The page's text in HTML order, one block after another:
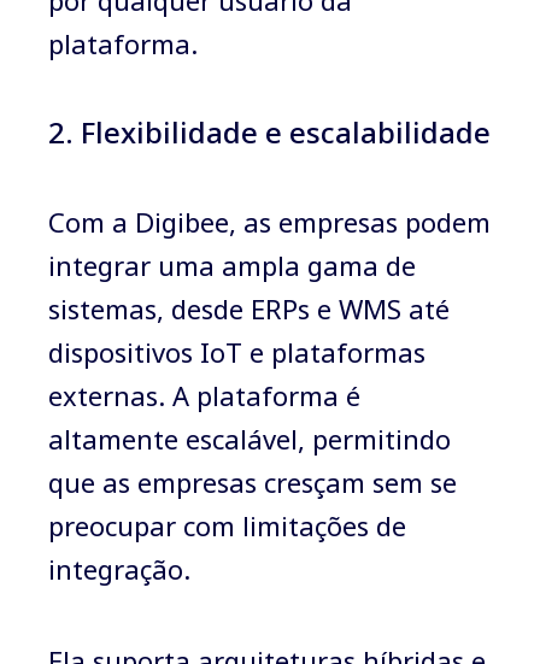
plataforma.
2. Flexibilidade e escalabilidade
Com a Digibee, as empresas podem
integrar uma ampla gama de
sistemas, desde ERPs e WMS até
dispositivos IoT e plataformas
externas. A plataforma é
altamente escalável, permitindo
que as empresas cresçam sem se
preocupar com limitações de
integração.